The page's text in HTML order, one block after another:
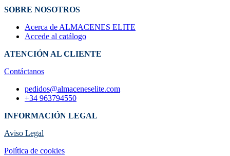
SOBRE NOSOTROS
Acerca de ALMACENES ELITE
Accede al catálogo
ATENCIÓN AL CLIENTE
Contáctanos
pedidos@almaceneselite.com
+34 963794550
INFORMACIÓN LEGAL
Aviso Legal
Política de cookies